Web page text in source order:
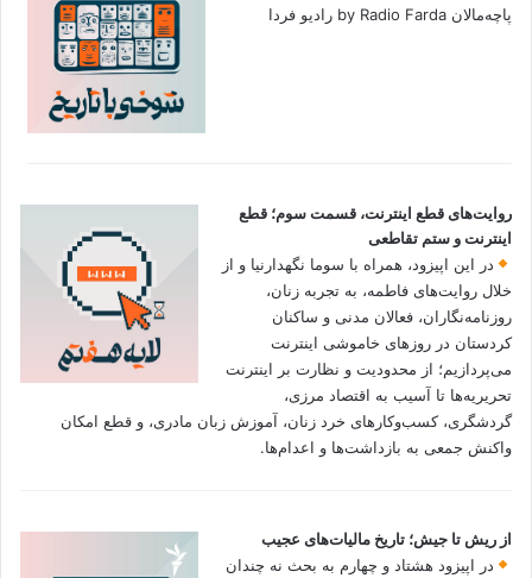
پاچه‌مالان by Radio Farda رادیو فردا
روایت‌های قطع اینترنت، قسمت سوم؛ قطع
اینترنت و ستم تقاطعی
در این اپیزود، همراه با سوما نگهدارنیا و از
خلال روایت‌های فاطمه، به تجربه زنان،
روزنامه‌نگاران، فعالان مدنی و ساکنان
کردستان در روزهای خاموشی اینترنت
می‌پردازیم؛ از محدودیت و نظارت بر اینترنت
تحریریه‌ها تا آسیب به اقتصاد مرزی،
گردشگری، کسب‌وکارهای خرد زنان، آموزش زبان مادری، و قطع امکان
واکنش جمعی به بازداشت‌ها و اعدام‌ها.
از ریش تا جیش؛ تاریخ مالیات‌های عجیب
در اپیزود هشتاد و چهارم به بحث نه چندان